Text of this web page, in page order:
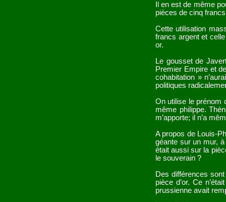
Il en est de même
pièces de cinq
Cette utilisation
francs argent et
or.
Le gousset de
Premier Empire et
cohabitation »
politiques
On utilise le prénom
même philippe.
m’apporte; il n’a
A propos de Louis-
géante sur un mur,
était aussi sur la
le souverain ?
Des différences
pièce d’or. Ce
prussienne avait